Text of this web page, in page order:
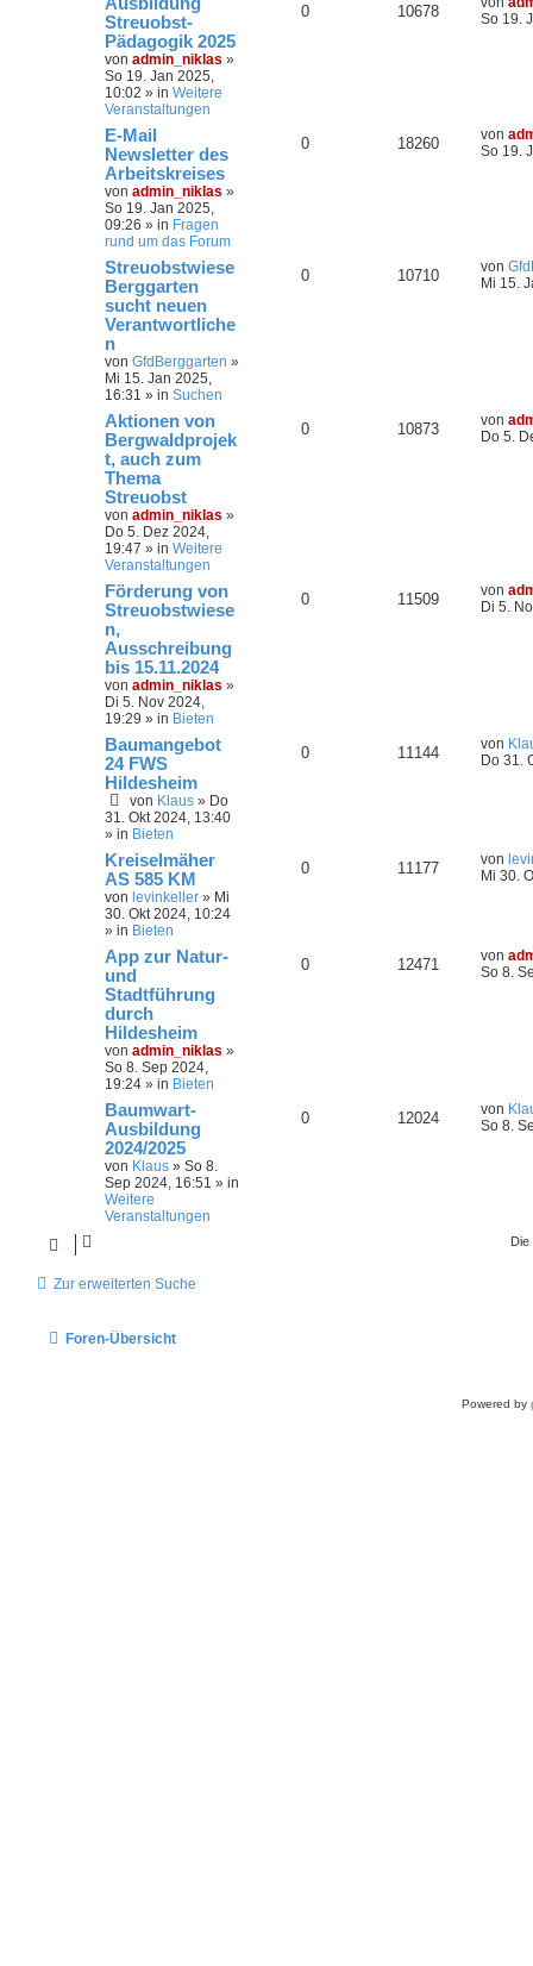
Ausbildung
Streuobst-
Pädagogik 2025
von admin_niklas »
So 19. Jan 2025,
10:02 » in Weitere
Veranstaltungen
0 10678
So 19.
E-Mail
Newsletter des
Arbeitskreises
von admin_niklas »
So 19. Jan 2025,
09:26 » in Fragen
rund um das Forum
0 18260 von
So 19.
Streuobstwiese
Berggarten
sucht neuen
Verantwortliche
n
von GfdBerggarten »
Mi 15. Jan 2025,
16:31 » in Suchen
0 10710 von
Mi 15.
Aktionen von
Bergwaldprojek
t, auch zum
Thema
Streuobst
von admin_niklas »
Do 5. Dez 2024,
19:47 » in Weitere
Veranstaltungen
0 10873 von
Do 5.
Förderung von
Streuobstwiese
n,
Ausschreibung
bis 15.11.2024
von admin_niklas »
Di 5. Nov 2024,
19:29 » in Bieten
0 11509 von
Di 5.
Baumangebot
24 FWS
Hildesheim
von Klaus » Do
31. Okt 2024, 13:40
» in Bieten
0 11144 von
Do 31.
Kreiselmäher
AS 585 KM
von levinkeller » Mi
30. Okt 2024, 10:24
» in Bieten
0 11177 von
Mi 30.
App zur Natur-
und
Stadtführung
durch
Hildesheim
von admin_niklas »
So 8. Sep 2024,
19:24 » in Bieten
0 12471 von
So 8.
Baumwart-
Ausbildung
2024/2025
von Klaus » So 8.
Sep 2024, 16:51 » in
Weitere
Veranstaltungen
0 12024 von
So 8.
Zur erweiterten Suche
Foren-Übersicht
Powered by